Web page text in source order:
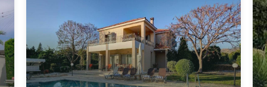
ristoranti di lusso, boutique e yacht di lusso. È un luogo
acciottolate e l'architettura tradizionale della città vecchia
ospita il Museo Medievale di Cipro, che offre
vivaci festival, in particolare l'annuale Festival di